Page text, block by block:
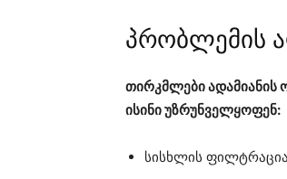
პრობლემის
თირკმლები ადამიანის
ისინი უზრუნველყოფენ:
სისხლის